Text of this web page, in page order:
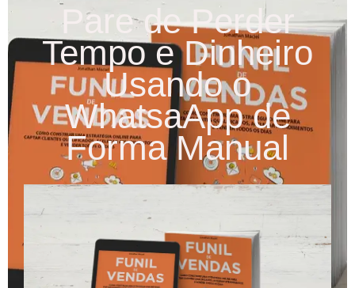
Pare de Perder
Tempo e Dinheiro
Usando o
WhatsaApp de
Forma Manual